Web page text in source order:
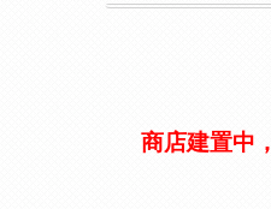
商店建置中